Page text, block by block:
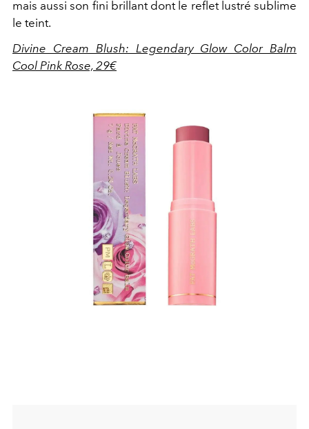
mais aussi son fini brillant dont le reflet lustré sublime
le teint.
Divine Cream Blush: Legendary Glow Color Balm
Cool Pink Rose, 29€